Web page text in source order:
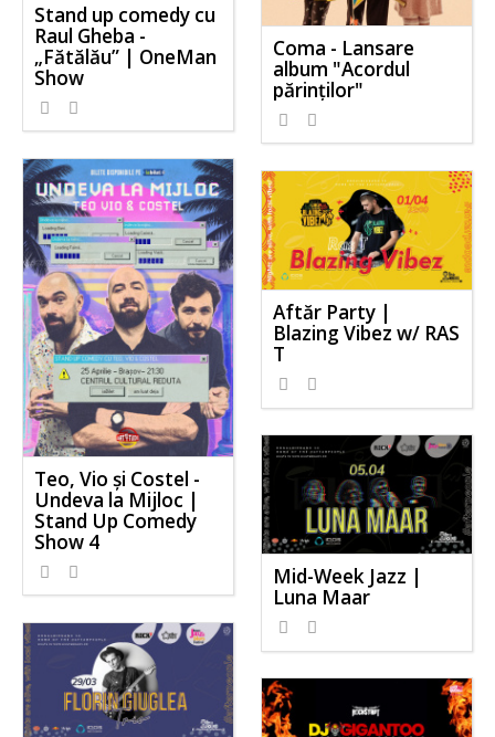
Stand up comedy cu
Raul Gheba -
„Fătălău” | OneMan
Show
Coma - Lansare
album "Acordul
părinţilor"
Teo, Vio și Costel -
Undeva la Mijloc |
Stand Up Comedy
Show 4
Aftăr Party |
Blazing Vibez w/ RAS
T
Mid-Week Jazz |
Luna Maar